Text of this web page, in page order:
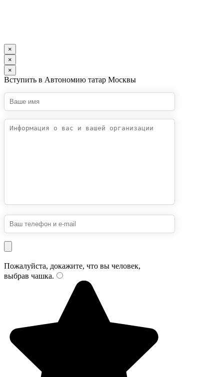
×
×
×
Вступить в Автономию татар Москвы
Пожалуйста, докажите, что вы человек,
выбрав чашка.